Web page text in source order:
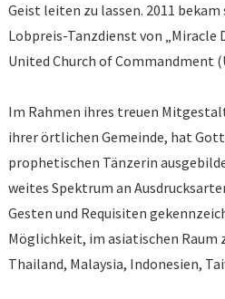
Geist leiten zu lassen. 2011
Lobpreis-Tanzdienst von „Miracle
United Church of Commandment
Im Rahmen ihres treuen
ihrer örtlichen Gemeinde, hat
prophetischen Tänzerin
weites Spektrum an
Gesten und Requisiten
Möglichkeit, im asiatischen Raum
Thailand, Malaysia, Indonesien,